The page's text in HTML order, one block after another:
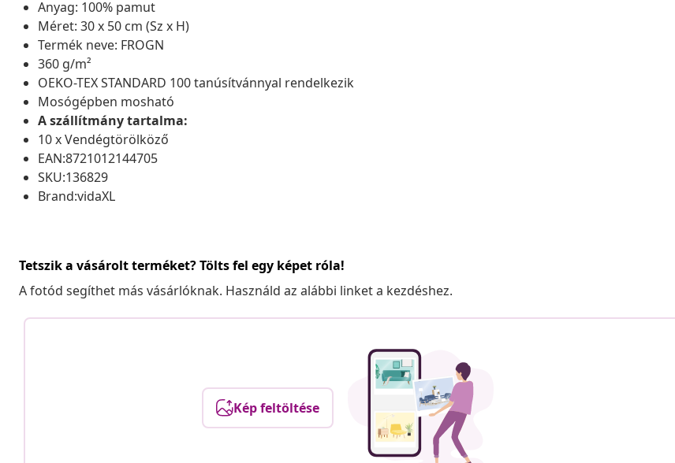
Anyag: 100% pamut
Méret: 30 x 50 cm (Sz x H)
Termék neve: FROGN
360 g/m²
OEKO-TEX STANDARD 100 tanúsítvánnyal rendelkezik
Mosógépben mosható
A szállítmány tartalma:
10 x Vendégtörölköző
EAN:8721012144705
SKU:136829
Brand:vidaXL
Tetszik a vásárolt terméket? Tölts fel egy képet róla!
A fotód segíthet más vásárlóknak. Használd az alábbi linket a kezdéshez.
Kép feltöltése